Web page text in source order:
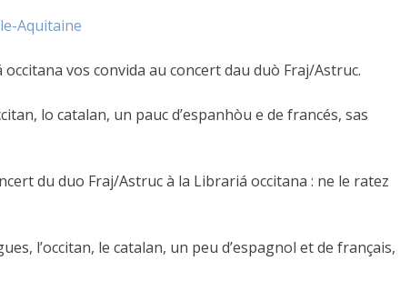
Aquitaine
vos convida au concert dau duò Fraj/Astruc.
lo catalan, un pauc d’espanhòu e de francés, sas
du duo Fraj/Astruc à la Librariá occitana : ne le ratez
l’occitan, le catalan, un peu d’espagnol et de français,